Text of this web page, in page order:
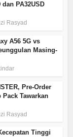
dan PA32USD
Rasyad
A56 5G vs
Masing-
Pre-Order
Pack Tawarkan
Rasyad
Tinggi